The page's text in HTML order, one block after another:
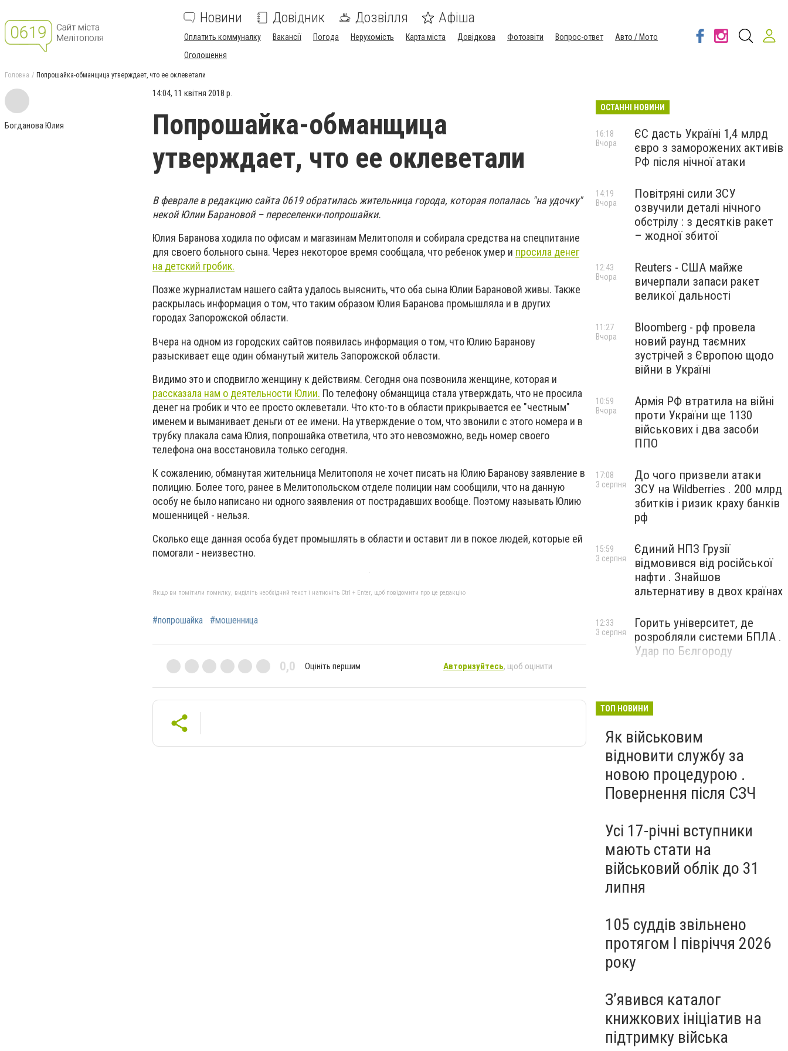
Новини Довідник Дозвілля Афіша
Оплатить коммуналку Вакансії Погода Нерухомість Карта міста Довідкова Фотозвіти Вопрос-ответ
Авто / Мото
Оголошення
Головна Попрошайка-обманщица утверждает, что ее оклеветали
Богданова Юлия
14:04, 11 квітня 2018 р.
Попрошайка-обманщица
утверждает, что ее оклеветали
В феврале в редакцию сайта 0619 обратилась жительница города, которая попалась "на удочку"
некой Юлии Барановой – переселенки-попрошайки.
Юлия Баранова ходила по офисам и магазинам Мелитополя и собирала средства на спецпитание
для своего больного сына. Через некоторое время сообщала, что ребенок умер и просила денег
на детский гробик.
Позже журналистам нашего сайта удалось выяснить, что оба сына Юлии Барановой живы. Также
раскрылась информация о том, что таким образом Юлия Баранова промышляла и в других
городах Запорожской области.
Вчера на одном из городских сайтов появилась информация о том, что Юлию Баранову
разыскивает еще один обманутый житель Запорожской области.
Видимо это и сподвигло женщину к действиям. Сегодня она позвонила женщине, которая и
рассказала нам о деятельности Юлии. По телефону обманщица стала утверждать, что не просила
денег на гробик и что ее просто оклеветали. Что кто-то в области прикрывается ее "честным"
именем и выманивает деньги от ее имени. На утверждение о том, что звонили с этого номера и в
трубку плакала сама Юлия, попрошайка ответила, что это невозможно, ведь номер своего
телефона она восстановила только сегодня.
К сожалению, обманутая жительница Мелитополя не хочет писать на Юлию Баранову заявление в
полицию. Более того, ранее в Мелитопольском отделе полиции нам сообщили, что на данную
особу не было написано ни одного заявления от пострадавших вообще. Поэтому называть Юлию
мошенницей - нельзя.
Сколько еще данная особа будет промышлять в области и оставит ли в покое людей, которые ей
помогали - неизвестно.
Якщо ви помітили помилку, виділіть необхідний текст і натисніть Ctrl + Enter, щоб повідомити про це редакцію
#попрошайка #мошенница
0,0 Оцініть першим Авторизуйтесь, щоб оцінити
ОСТАННІ НОВИНИ
ЄС дасть Україні 1,4 млрд
євро з заморожених активів
РФ після нічної атаки
16:18
Вчора
Повітряні сили ЗСУ
озвучили деталі нічного
обстрілу : з десятків ракет
– жодної збитої
14:19
Вчора
Reuters - США майже
вичерпали запаси ракет
великої дальності
12:43
Вчора
Bloomberg - рф провела
новий раунд таємних
зустрічей з Європою щодо
війни в Україні
11:27
Вчора
Армія РФ втратила на війні
проти України ще 1130
військових і два засоби
ППО
10:59
Вчора
До чого призвели атаки
ЗСУ на Wildberries . 200 млрд
збитків і ризик краху банків
рф
17:08
3 серпня
Єдиний НПЗ Грузії
відмовився від російської
нафти . Знайшов
альтернативу в двох країнах
15:59
3 серпня
Горить університет, де
розробляли системи БПЛА .
Удар по Бєлгороду
12:33
3 серпня
ТОП НОВИНИ
Як військовим
відновити службу за
новою процедурою .
Повернення після СЗЧ
Усі 17-річні вступники
мають стати на
військовий облік до 31
липня
105 суддів звільнено
протягом I півріччя 2026
року
З’явився каталог
книжкових ініціатив на
підтримку війська